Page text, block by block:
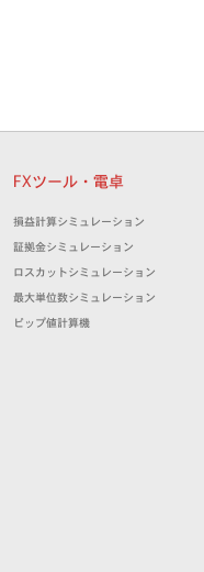
FXツール・電卓
損益計算シミュレーション
証拠金シミュレーション
ロスカットシミュレーション
最大単位数シミュレーション
ピップ値計算機